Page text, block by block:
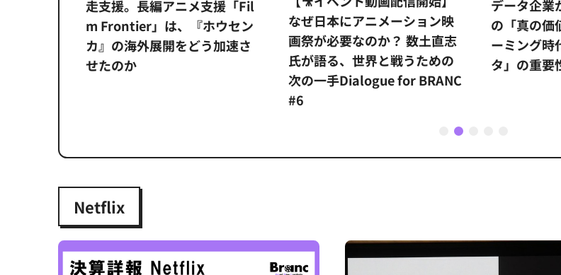
走支援。長編アニメ支援「Fil
m Frontier」は、『ホウセン
カ』の海外展開をどう加速さ
せたのか
なぜ日本にアニメーション映
画祭が必要なのか？ 数土直志
氏が語る、世界と戦うための
次の一手Dialogue for BRANC
#6
データ企業
の「真の価
ーミング時
タ」の重要
1 2
Netflix